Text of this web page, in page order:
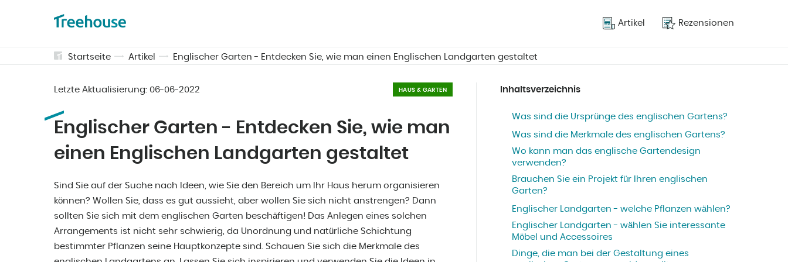
Artikel Rezensionen
Startseite Artikel Englischer Garten - Entdecken Sie, wie man einen Englischen Landgarten gestaltet
Letzte Aktualisierung: 06-06-2022 HAUS & GARTEN
Englischer Garten - Entdecken Sie, wie man
einen Englischen Landgarten gestaltet
Sind Sie auf der Suche nach Ideen, wie Sie den Bereich um Ihr Haus herum organisieren
können? Wollen Sie, dass es gut aussieht, aber wollen Sie sich nicht anstrengen? Dann
sollten Sie sich mit dem englischen Garten beschäftigen! Das Anlegen eines solchen
Arrangements ist nicht sehr schwierig, da Unordnung und natürliche Schichtung
bestimmter Pflanzen seine Hauptkonzepte sind. Schauen Sie sich die Merkmale des
Inhaltsverzeichnis
Was sind die Ursprünge des englischen Gartens?
Was sind die Merkmale des englischen Gartens?
Wo kann man das englische Gartendesign
verwenden?
Brauchen Sie ein Projekt für Ihren englischen
Garten?
Englischer Landgarten - welche Pflanzen wählen?
Englischer Landgarten - wählen Sie interessante
Möbel und Accessoires
Dinge, die man bei der Gestaltung eines